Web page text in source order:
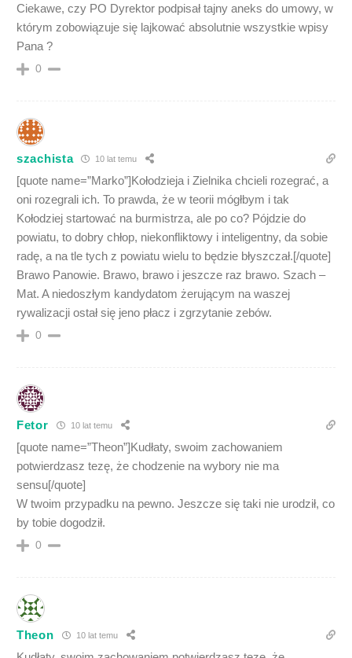
Ciekawe, czy PO Dyrektor podpisał tajny aneks do umowy, w
którym zobowiązuje się lajkować absolutnie wszystkie wpisy
Pana ?
0
szachista 10 lat temu
[quote name=”Marko”]Kołodzieja i Zielnika chcieli rozegrać, a
oni rozegrali ich. To prawda, że w teorii mógłbym i tak
Kołodziej startować na burmistrza, ale po co? Pójdzie do
powiatu, to dobry chłop, niekonfliktowy i inteligentny, da sobie
radę, a na tle tych z powiatu wielu to będzie błyszczał.[/quote]
Brawo Panowie. Brawo, brawo i jeszcze raz brawo. Szach –
Mat. A niedoszłym kandydatom żerującym na waszej
rywalizacji ostał się jeno płacz i zgrzytanie zebów.
0
Fetor 10 lat temu
[quote name=”Theon”]Kudłaty, swoim zachowaniem
potwierdzasz tezę, że chodzenie na wybory nie ma
sensu[/quote]
W twoim przypadku na pewno. Jeszcze się taki nie urodził, co
by tobie dogodził.
0
Theon 10 lat temu